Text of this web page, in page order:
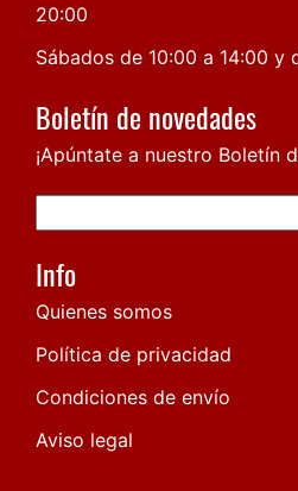
20:00
Sábados de 10:00 a 14:00 y
Boletín de novedades
¡Apúntate a nuestro Boletín
Info
Quienes somos
Política de privacidad
Condiciones de envío
Aviso legal